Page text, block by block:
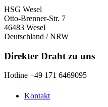
HSG Wesel
Otto-Brenner-Str. 7
46483 Wesel
Deutschland / NRW
Direkter Draht zu uns
Hotline +49 171 6469095
Kontakt